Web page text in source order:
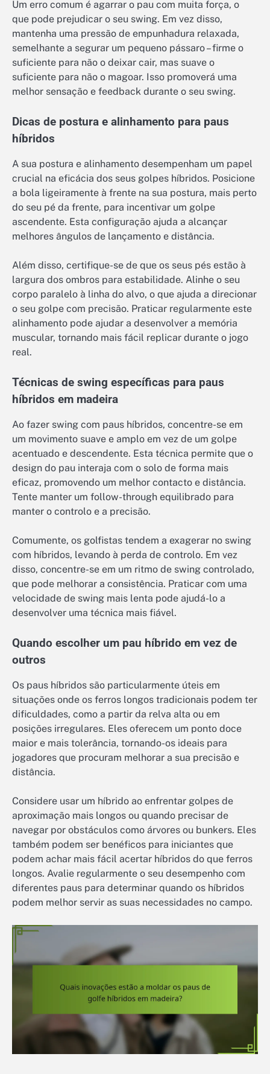
Um erro comum é agarrar o pau com muita força, o
que pode prejudicar o seu swing. Em vez disso,
mantenha uma pressão de empunhadura relaxada,
semelhante a segurar um pequeno pássaro – firme o
suficiente para não o deixar cair, mas suave o
suficiente para não o magoar. Isso promoverá uma
melhor sensação e feedback durante o seu swing.
Dicas de postura e alinhamento para paus
híbridos
A sua postura e alinhamento desempenham um papel
crucial na eficácia dos seus golpes híbridos. Posicione
a bola ligeiramente à frente na sua postura, mais perto
do seu pé da frente, para incentivar um golpe
ascendente. Esta configuração ajuda a alcançar
melhores ângulos de lançamento e distância.
Além disso, certifique-se de que os seus pés estão à
largura dos ombros para estabilidade. Alinhe o seu
corpo paralelo à linha do alvo, o que ajuda a direcionar
o seu golpe com precisão. Praticar regularmente este
alinhamento pode ajudar a desenvolver a memória
muscular, tornando mais fácil replicar durante o jogo
real.
Técnicas de swing específicas para paus
híbridos em madeira
Ao fazer swing com paus híbridos, concentre-se em
um movimento suave e amplo em vez de um golpe
acentuado e descendente. Esta técnica permite que o
design do pau interaja com o solo de forma mais
eficaz, promovendo um melhor contacto e distância.
Tente manter um follow-through equilibrado para
manter o controlo e a precisão.
Comumente, os golfistas tendem a exagerar no swing
com híbridos, levando à perda de controlo. Em vez
disso, concentre-se em um ritmo de swing controlado,
que pode melhorar a consistência. Praticar com uma
velocidade de swing mais lenta pode ajudá-lo a
desenvolver uma técnica mais fiável.
Quando escolher um pau híbrido em vez de
outros
Os paus híbridos são particularmente úteis em
situações onde os ferros longos tradicionais podem ter
dificuldades, como a partir da relva alta ou em
posições irregulares. Eles oferecem um ponto doce
maior e mais tolerância, tornando-os ideais para
jogadores que procuram melhorar a sua precisão e
distância.
Considere usar um híbrido ao enfrentar golpes de
aproximação mais longos ou quando precisar de
navegar por obstáculos como árvores ou bunkers. Eles
também podem ser benéficos para iniciantes que
podem achar mais fácil acertar híbridos do que ferros
longos. Avalie regularmente o seu desempenho com
diferentes paus para determinar quando os híbridos
podem melhor servir as suas necessidades no campo.